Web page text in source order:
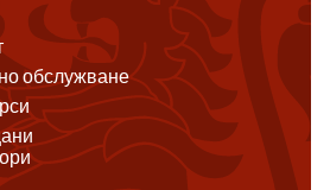
обслужване